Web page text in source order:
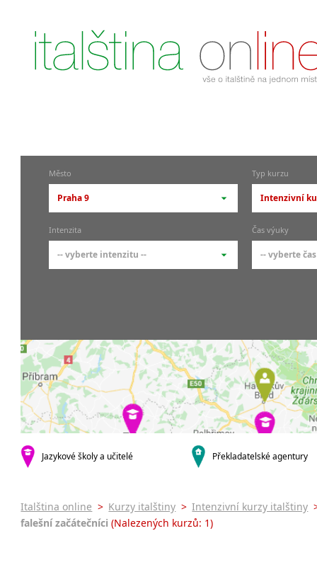
Město
Praha 9
-- vyberte město --
pražské městské části
Praha 7
Praha 9
Praha 10
krajská města
Brno
Plzeň
malá města podle abecedy
Typ kurzu
Intenzivní
-- vyberte
kurzy s
Online
Letní
Intenzita
-- vyberte intenzitu --
9-14 hodin týdně
20 a více hodin týdně
Čas výuky
-- vyberte
Večerní
Noční
Jazykové školy a učitelé Překladatelské agentury
Italština online > Kurzy italštiny > Intenzivní kurzy italštiny
falešní začátečníci (Nalezených kurzů: 1)